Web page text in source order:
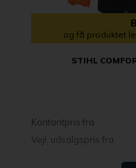
og få produktet
STIHL
Kontantpris fra
Vejl. udsalgspris fra